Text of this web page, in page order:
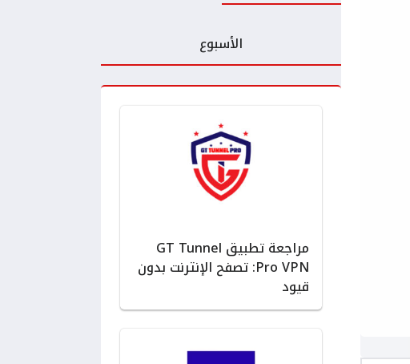
الأسبوع
مراجعة تطبيق GT Tunnel
Pro VPN: تصفح الإنترنت بدون
قيود